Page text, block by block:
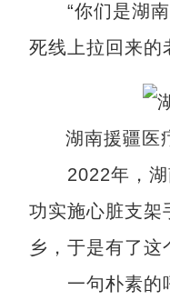
“你们是湖南
死线上拉回来的
湖南援疆医
2022年，湖南
功实施心脏支架
乡，于是有了这
一句朴素的呼